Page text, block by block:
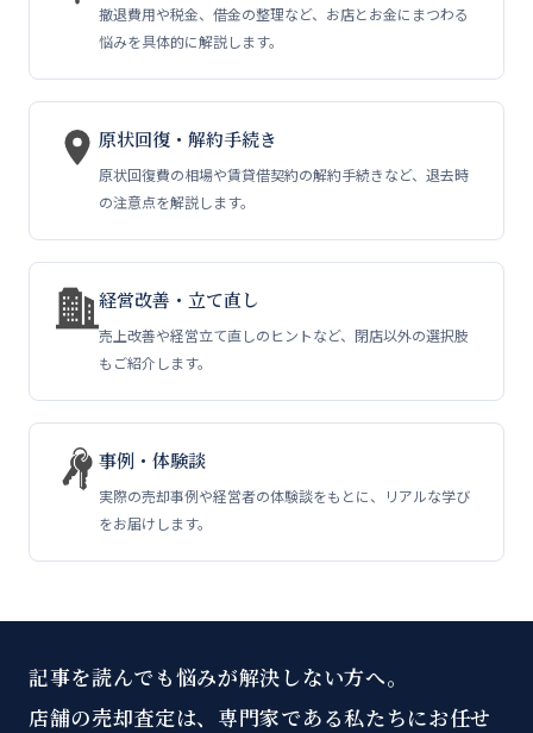
撤退費用や税金、借金の整理など、お店とお金にまつわる
悩みを具体的に解説します。
原状回復・解約手続き
原状回復費の相場や賃貸借契約の解約手続きなど、退去時
の注意点を解説します。
経営改善・立て直し
売上改善や経営立て直しのヒントなど、閉店以外の選択肢
もご紹介します。
事例・体験談
実際の売却事例や経営者の体験談をもとに、リアルな学び
をお届けします。
記事を読んでも悩みが解決しない方へ。
店舗の売却査定は、専門家である私たちにお任せ